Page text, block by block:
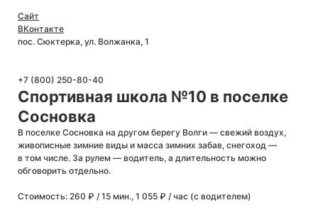
Сайт
ВКонтакте
пос. Сюктерка, ул. Волжанка, 1
+7 (800) 250-80-40
Спортивная школа №10 в поселке
Сосновка
В поселке Сосновка на другом берегу Волги — свежий воздух,
живописные зимние виды и масса зимних забав, снегоход —
в том числе. За рулем — водитель, а длительность можно
обговорить отдельно.
Стоимость: 260 ₽ / 15 мин., 1 055 ₽ / час (с водителем)